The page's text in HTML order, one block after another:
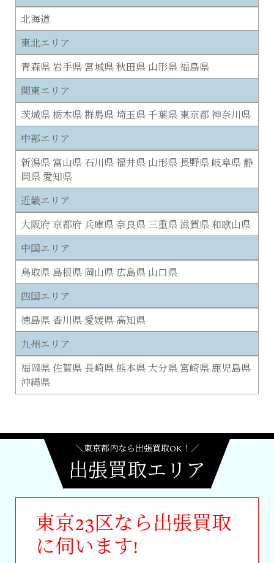
北海道
東北エリア
青森県 岩手県 宮城県 秋田県 山形県 福島県
関東エリア
茨城県 栃木県 群馬県 埼玉県 千葉県 東京都 神奈川県
中部エリア
新潟県 富山県 石川県 福井県 山形県 長野県 岐阜県 静
岡県 愛知県
近畿エリア
大阪府 京都府 兵庫県 奈良県 三重県 滋賀県 和歌山県
中国エリア
鳥取県 島根県 岡山県 広島県 山口県
四国エリア
徳島県 香川県 愛媛県 高知県
九州エリア
福岡県 佐賀県 長崎県 熊本県 大分県 宮崎県 鹿児島県
沖縄県
＼東京都内なら出張買取OK！／
出張買取エリア
東京23区なら出張買取
に伺います!